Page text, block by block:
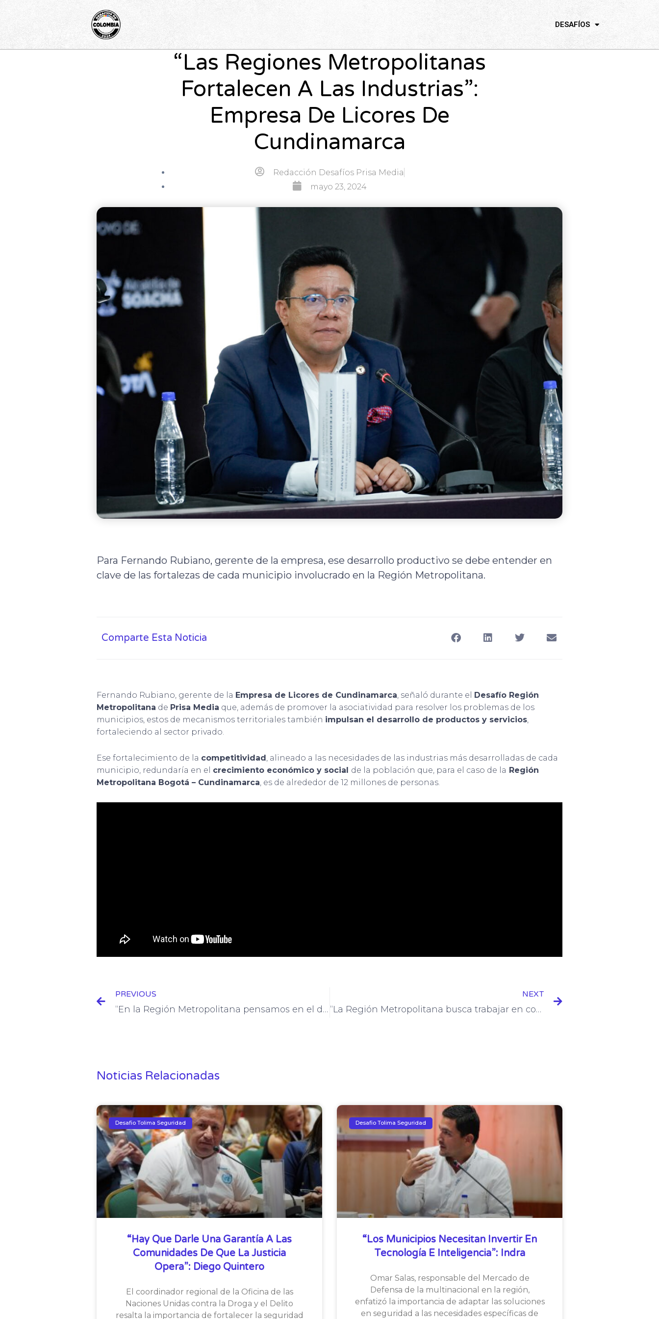
DESAFÍOS
“Las Regiones Metropolitanas
Fortalecen A Las Industrias”:
Empresa De Licores De
Cundinamarca
Redacción Desafíos Prisa Media
mayo 23, 2024
Para Fernando Rubiano, gerente de la empresa, ese desarrollo productivo se debe entender en
clave de las fortalezas de cada municipio involucrado en la Región Metropolitana.
Comparte Esta Noticia
Fernando Rubiano, gerente de la Empresa de Licores de Cundinamarca , señaló durante el Desafío Región
Metropolitana de Prisa Media que, además de promover la asociatividad para resolver los problemas de los
municipios, estos de mecanismos territoriales también impulsan el desarrollo de productos y servicios
fortaleciendo al sector privado.
Ese fortalecimiento de la competitividad , alineado a las necesidades de las industrias más desarrolladas de cada
municipio, redundaría en el crecimiento económico y social de la población que, para el caso de la Región
Metropolitana Bogotá – Cundinamarca , es de alrededor de 12 millones de personas.
PREVIOUS
“En la Región Metropolitana pensamos en el desarrollo equitativo del territorio”: Paola Gómez
NEXT
“La Región Metropolitana busca trabajar en conjunto para enfrentar problemas comunes”: Carlos Fernando Galán
Noticias Relacionadas
Desafio Tolima Seguridad
“Hay Que Darle Una Garantía A Las
Comunidades De Que La Justicia
Opera”: Diego Quintero
El coordinador regional de la Oficina de las
Naciones Unidas contra la Droga y el Delito
resalta la importancia de fortalecer la seguridad
Desafio Tolima Seguridad
“Los Municipios Necesitan Invertir En
Tecnología E Inteligencia”: Indra
Omar Salas, responsable del Mercado de
Defensa de la multinacional en la región,
enfatizó la importancia de adaptar las soluciones
en seguridad a las necesidades específicas de